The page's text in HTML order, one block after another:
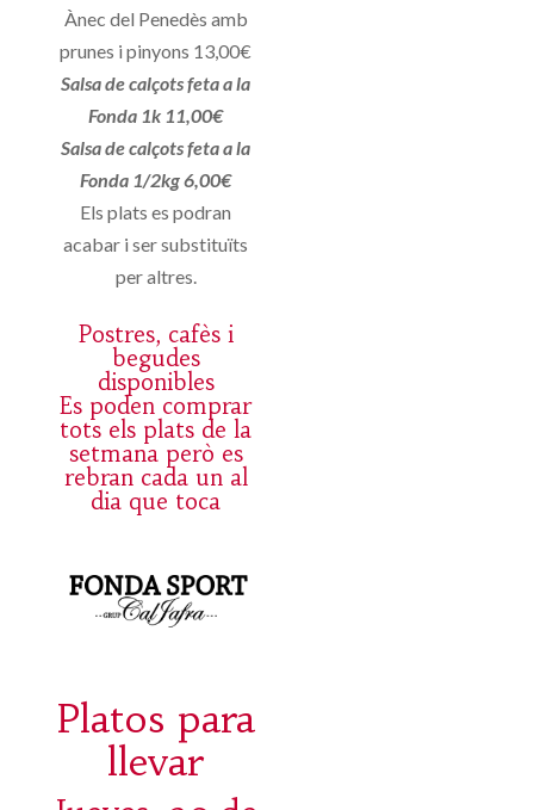
Ànec del Penedès amb
prunes i pinyons 13,00€
Salsa de calçots feta a la
Fonda 1k 11,00€
Salsa de calçots feta a la
Fonda 1/2kg 6,00€
Els plats es podran
acabar i ser substituïts
per altres.
Postres, cafès i
begudes
disponibles
Es poden comprar
tots els plats de la
setmana però es
rebran cada un al
dia que toca
Platos para
llevar